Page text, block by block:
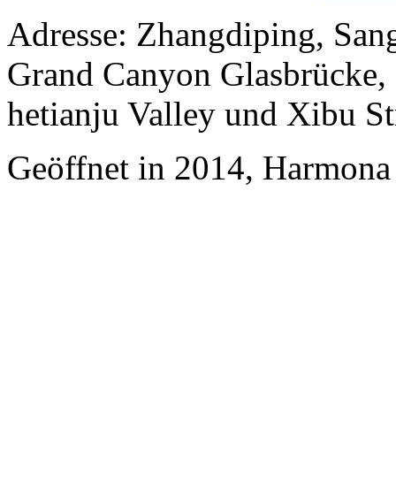
Adresse: Zhangdiping,
Grand Canyon
hetianju Valley und Xibu
Geöffnet in 2014,